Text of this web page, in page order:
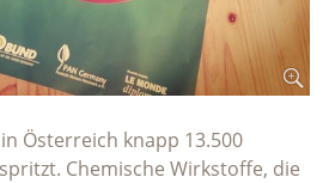
Österreich knapp 13.500
Chemische Wirkstoffe, die